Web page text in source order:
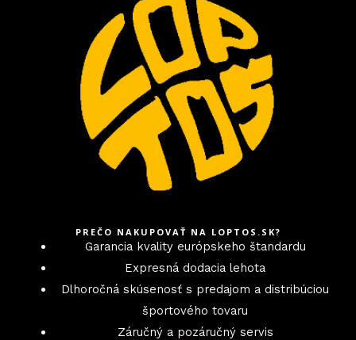
PREČO NAKUPOVAŤ NA LOPTOS.SK?
Garancia kvality európskeho štandardu
Expresná dodacia lehota
Dlhoročná skúsenosť s predajom a distribúciou
športového tovaru
Záručný a pozáručný servis